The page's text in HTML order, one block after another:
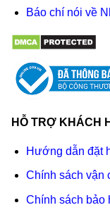
Báo chí nói về
HỖ TRỢ KHÁCH
Hướng dẫn đặt
Chính sách vận
Chính sách bảo